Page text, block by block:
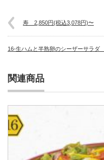
寿 2,850円(税込3,078円)〜
16-生ハムと半熟卵のシーザーサラダ
関連商品